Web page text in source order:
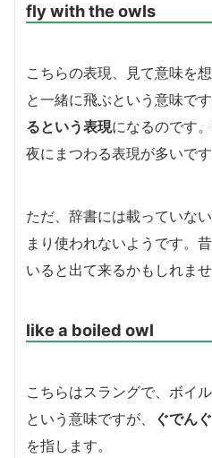
fly with the owls
こちらの表現、見て意味を
と一緒に飛ぶという意味で
るという表現になるのです
夜にまつわる表現が多いです
ただ、辞書には載っていな
まり使われないようです。
いると出て来るかもしれませ
like a boiled owl
こちらはスラングで、ボイ
という意味ですが、
ぐでん
を指します。